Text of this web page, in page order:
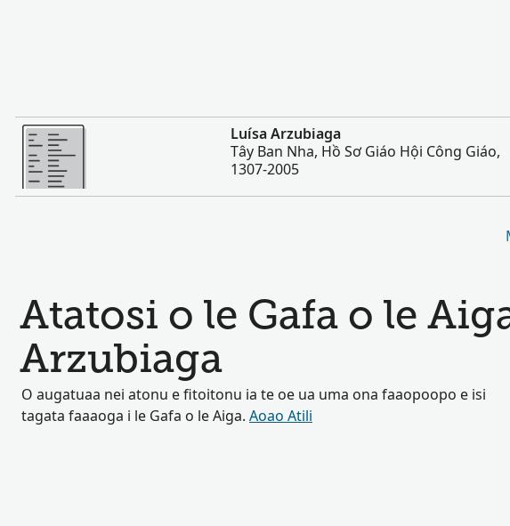
Sili atu
Luísa Arzubiaga
Tây Ban Nha, Hồ Sơ Giáo Hội Công Giáo,
1307-2005
Atatosi o le Gafa o le
Arzubiaga
O augatuaa nei atonu e fitoitonu ia te oe ua uma ona faaopoopo e isi
tagata faaaoga i le Gafa o le Aiga. Aoao Atili